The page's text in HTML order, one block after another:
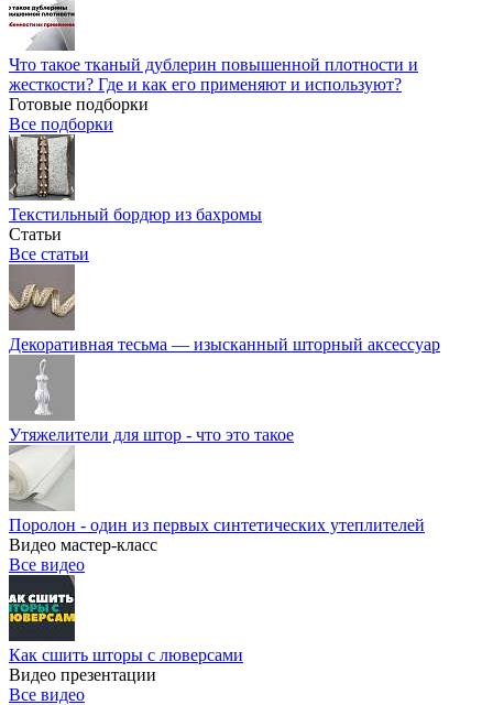
Что такое тканый дублерин повышенной плотности и
жесткости? Где и как его применяют и используют?
Готовые подборки
Все подборки
Текстильный бордюр из бахромы
Статьи
Все статьи
Декоративная тесьма — изысканный шторный аксессуар
Утяжелители для штор - что это такое
Поролон - один из первых синтетических утеплителей
Видео мастер-класс
Все видео
Как сшить шторы с люверсами
Видео презентации
Все видео